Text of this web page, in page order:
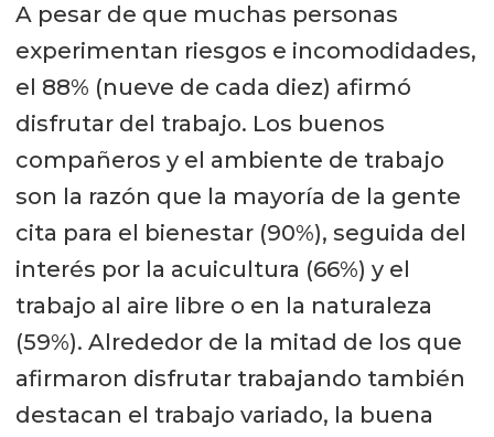
A pesar de que muchas personas
experimentan riesgos e incomodidades,
el 88% (nueve de cada diez) afirmó
disfrutar del trabajo. Los buenos
compañeros y el ambiente de trabajo
son la razón que la mayoría de la gente
cita para el bienestar (90%), seguida del
interés por la acuicultura (66%) y el
trabajo al aire libre o en la naturaleza
(59%). Alrededor de la mitad de los que
afirmaron disfrutar trabajando también
destacan el trabajo variado, la buena